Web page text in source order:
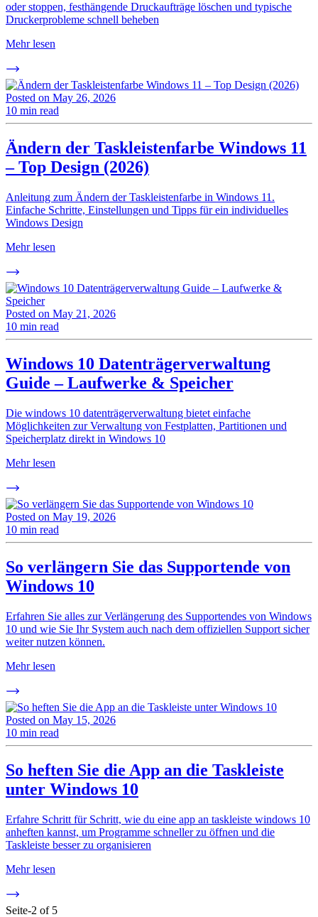
oder stoppen, festhängende Druckaufträge löschen und typische
Druckerprobleme schnell beheben
Mehr lesen
Posted on May 26, 2026
10 min read
Ändern der Taskleistenfarbe Windows 11
– Top Design (2026)
Anleitung zum Ändern der Taskleistenfarbe in Windows 11.
Einfache Schritte, Einstellungen und Tipps für ein individuelles
Windows Design
Mehr lesen
Posted on May 21, 2026
10 min read
Windows 10 Datenträgerverwaltung
Guide – Laufwerke & Speicher
Die windows 10 datenträgerverwaltung bietet einfache
Möglichkeiten zur Verwaltung von Festplatten, Partitionen und
Speicherplatz direkt in Windows 10
Mehr lesen
Posted on May 19, 2026
10 min read
So verlängern Sie das Supportende von
Windows 10
Erfahren Sie alles zur Verlängerung des Supportendes von Windows
10 und wie Sie Ihr System auch nach dem offiziellen Support sicher
weiter nutzen können.
Mehr lesen
Posted on May 15, 2026
10 min read
So heften Sie die App an die Taskleiste
unter Windows 10
Erfahre Schritt für Schritt, wie du eine app an taskleiste windows 10
anheften kannst, um Programme schneller zu öffnen und die
Taskleiste besser zu organisieren
Mehr lesen
Seite-2 of 5